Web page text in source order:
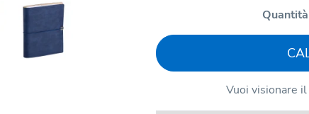
Vuoi visionare